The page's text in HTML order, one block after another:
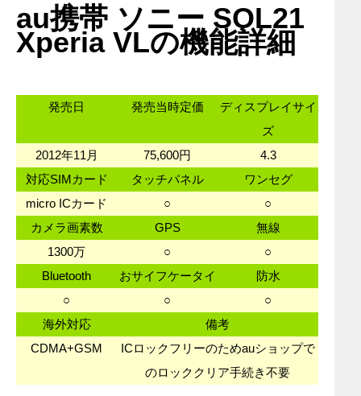
au携帯 ソニー SOL21
Xperia VLの機能詳細
発売日 発売当時定価
ディスプレイサイ
ズ
2012年11月
75,600円
4.3
対応SIMカード
タッチパネル
ワンセグ
micro ICカード
○
○
カメラ画素数
GPS
無線
1300万
○
○
Bluetooth
おサイフケータイ
防水
○
○
○
海外対応
備考
CDMA+GSM
ICロックフリーのためauショップで
のロッククリア手続き不要